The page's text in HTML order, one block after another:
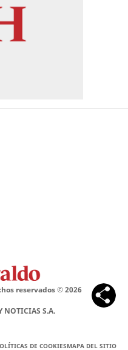
reservados ©2026
NOTICIAS S.A.
DE COOKIESMAPA DEL SITIO